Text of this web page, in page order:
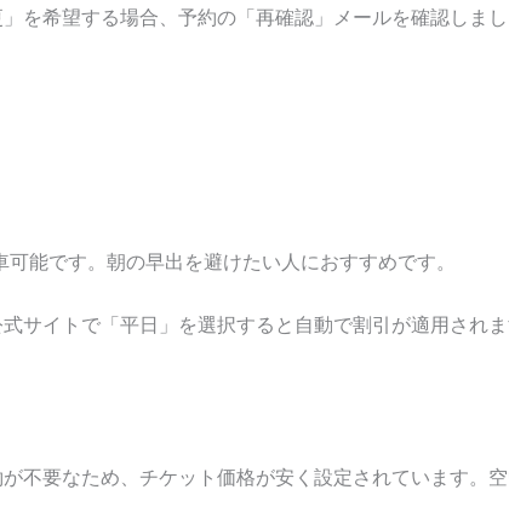
を希望する場合、予約の「再確認」メールを確認しま
能です。朝の早出を避けたい人におすすめです。
サイトで「平日」を選択すると自動で割引が適用されま
不要なため、チケット価格が安く設定されています。